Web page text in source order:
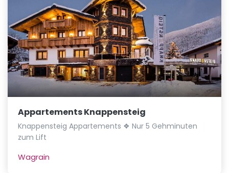
Appartements Knappensteig
Knappensteig Appartements ❖ Nur 5 Gehminuten
zum Lift
Wagrain